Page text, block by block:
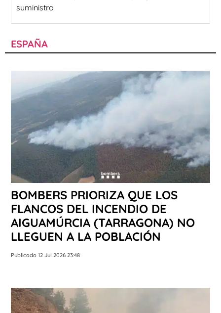
suministro
ESPAÑA
BOMBERS PRIORIZA QUE LOS
FLANCOS DEL INCENDIO DE
AIGUAMÚRCIA (TARRAGONA) NO
LLEGUEN A LA POBLACIÓN
Publicado 12 Jul 2026 23:48